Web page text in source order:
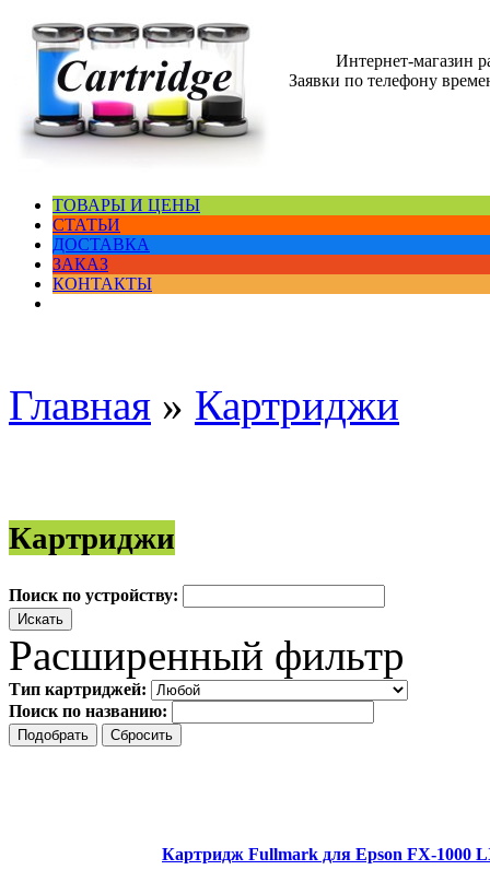
Интернет-магазин
Заявки по телефону
ТОВАРЫ И ЦЕНЫ
СТАТЬИ
ДОСТАВКА
ЗАКАЗ
КОНТАКТЫ
Главная » Картриджи
Картриджи
Поиск по устройству:
Расширенный фильтр
Тип картриджей:
Поиск по названию:
Картридж Fullmark для Epson FX-1000